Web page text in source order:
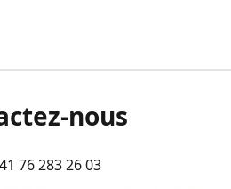
nous
76 283 26 03